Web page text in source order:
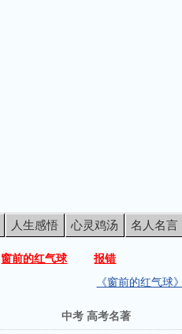
人生感悟 心灵鸡汤 名人名言
窗前的红气球
报错
《窗前的红气球
中考 高考名著